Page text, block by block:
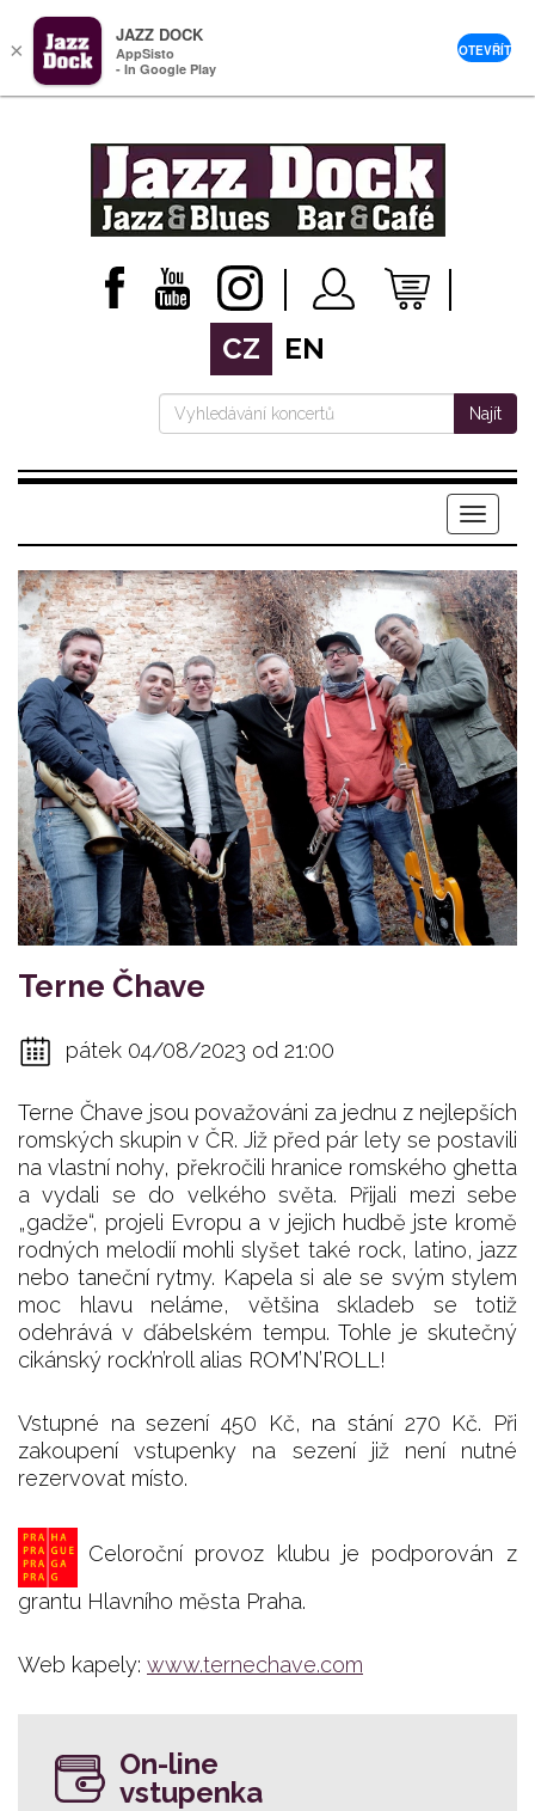
CZ EN
Najít
Menu
Terne Čhave
pátek 04/08/2023 od 21:00
Terne Čhave jsou považováni za jednu z nejlepších
romských skupin v ČR. Již před pár lety se postavili
na vlastní nohy, překročili hranice romského ghetta
a vydali se do velkého světa. Přijali mezi sebe
„gadže“, projeli Evropu a v jejich hudbě jste kromě
rodných melodií mohli slyšet také rock, latino, jazz
nebo taneční rytmy. Kapela si ale se svým stylem
moc hlavu neláme, většina skladeb se totiž
odehrává v ďábelském tempu. Tohle je skutečný
cikánský rock’n’roll alias ROM’N’ROLL!
Vstupné na sezení 450 Kč, na stání 270 Kč. Při
zakoupení vstupenky na sezení již není nutné
rezervovat místo.
Celoroční provoz klubu je podporován z
grantu Hlavního města Praha.
Web kapely: www.ternechave.com
On-line
vstupenka
×
JAZZ DOCK
AppSisto
- In Google Play
OTEVŘÍT